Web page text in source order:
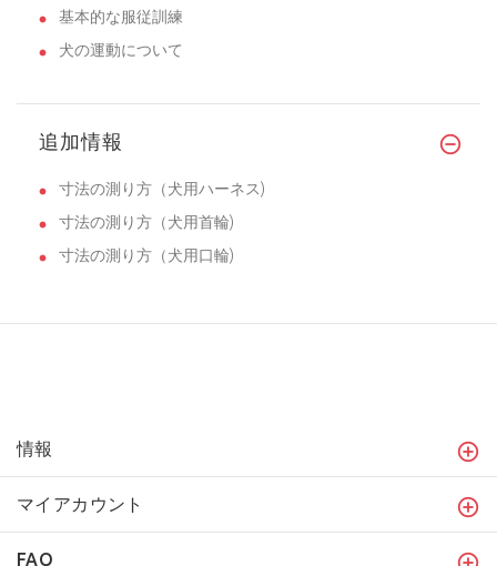
基本的な服従訓練
犬の運動について
追加情報
寸法の測り方（犬用ハーネス)
寸法の測り方（犬用首輪)
寸法の測り方（犬用口輪)
情報
マイアカウント
FAQ